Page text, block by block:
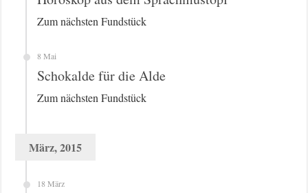
Zum nächsten Fundstück
8 Mai
Schokalde für die Alde
Zum nächsten Fundstück
März, 2015
18 März